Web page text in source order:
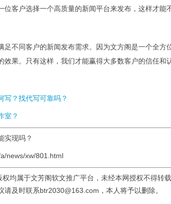
位客户选择一个高质量的新闻平台来发布，这样才能
不同客户的新闻发布需求。因为文方阁是一个全方
效果。只有这样，我们才能赢得大多数客户的信任和
写？找代写可靠吗？
室？
实现吗？
news/xw/801.html
权均属于文芳阁软文推广平台，未经本网授权不得转
及时联系btr2030@163.com，本人将予以删除。